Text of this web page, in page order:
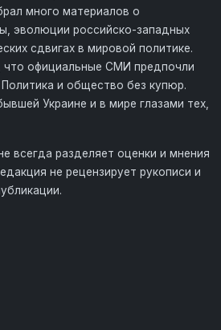
много материалов о
эволюции российско-западных
сдвигах в мировой политике.
официальные СМИ предпочли
и общество без купюр.
Украине и в мире глазами тех,
всегда разделяет оценки и мнения
не рецензирует рукописи и